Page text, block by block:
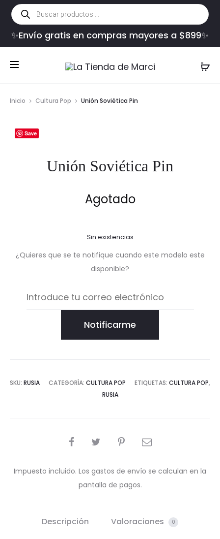
Búsqueda
de
productos
✨Envío gratis en compras mayores a $899✨
Inicio Cultura Pop Unión Soviética Pin
Save
Unión Soviética Pin
Agotado
Sin existencias
¿Quieres que se te notifique cuando este modelo este
disponible?
Notificarme
SKU: RUSIA CATEGORÍA: CULTURA POP ETIQUETAS: CULTURA POP,
RUSIA
COMPARTIR
Impuesto incluido. Los gastos de envío se calculan en la
pantalla de pagos.
Descripción Valoraciones 0